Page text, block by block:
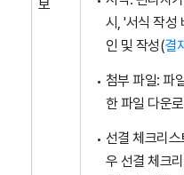
보
시, '서식 작성
인 및 작성(결
첨부 파일: 파
한 파일 다운
선결 체크리
우 선결 체크